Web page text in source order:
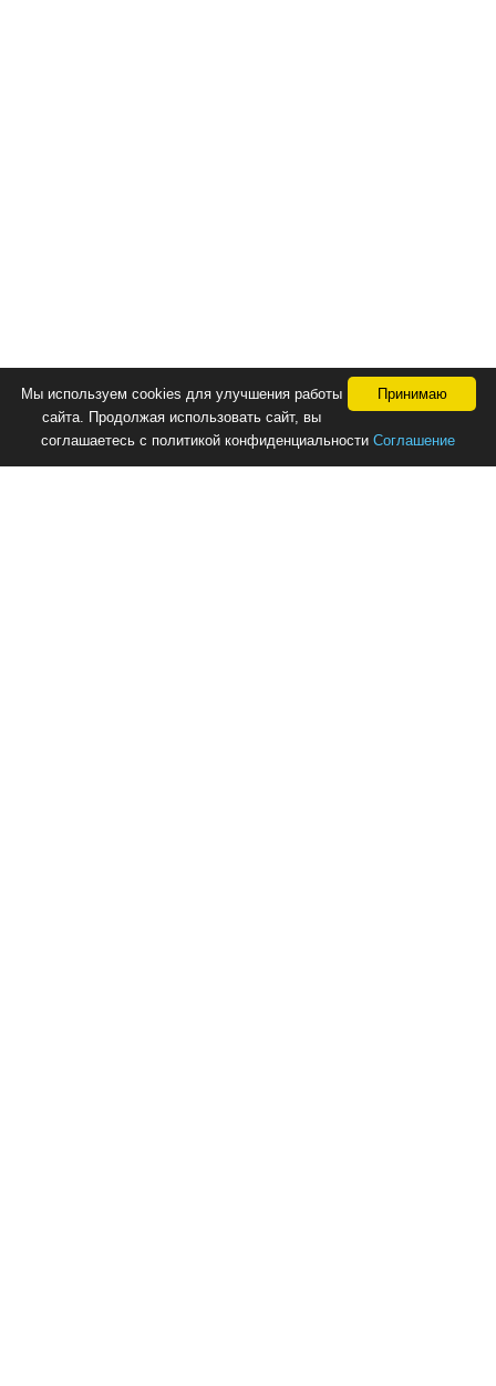
Принимаю
Мы используем cookies для улучшения работы
сайта. Продолжая использовать сайт, вы
соглашаетесь с политикой конфиденциальности Соглашение